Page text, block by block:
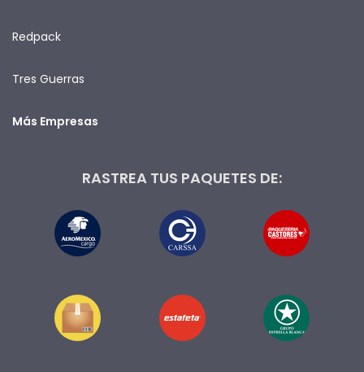
Redpack
Tres Guerras
Más Empresas
RASTREA TUS PAQUETES DE: